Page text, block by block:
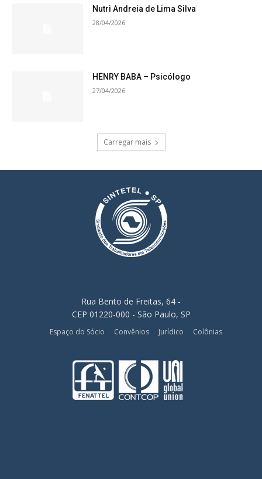
Nutri Andreia de Lima Silva
28/04/2026
HENRY BABA – Psicólogo
27/04/2026
Carregar mais
Rua Bento de Freitas, 64 -
CEP 01220-000 - São Paulo, SP
Espaço do Sócio Convênios Jurídico Colônias